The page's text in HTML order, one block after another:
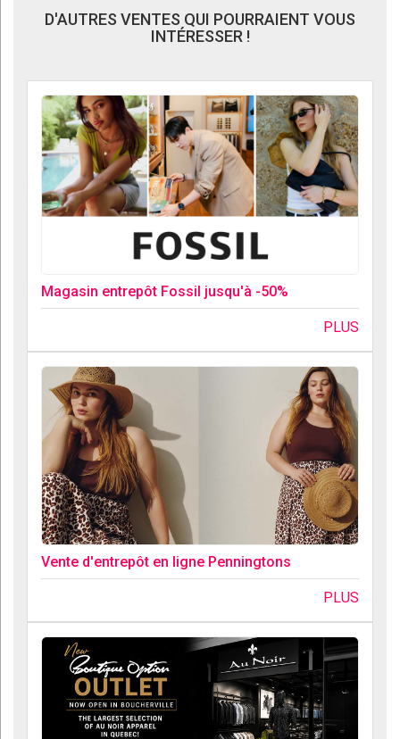
D'AUTRES VENTES QUI POURRAIENT VOUS
INTÉRESSER !
Magasin entrepôt Fossil jusqu'à -50%
PLUS
Vente d'entrepôt en ligne Penningtons
PLUS